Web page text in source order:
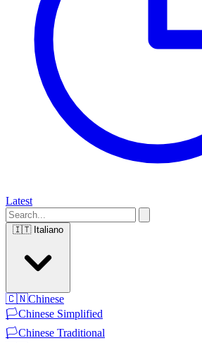
Latest
🇮🇹 Italiano
🇨🇳Chinese
🏳️Chinese Simplified
🏳️Chinese Traditional